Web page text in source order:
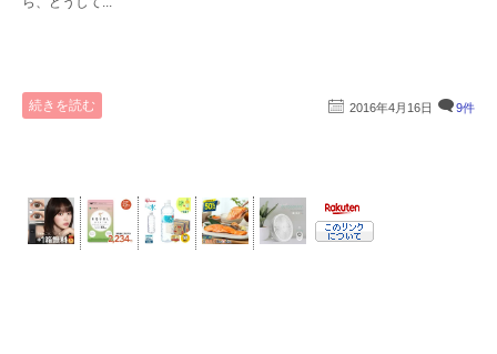
続きを読む 2016年4月16日 9件